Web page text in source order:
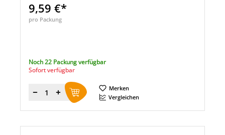
9,59 €*
pro Packung
Noch 22 Packung verfügbar
Sofort verfügbar
Menge
Merken
Vergleichen